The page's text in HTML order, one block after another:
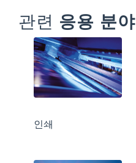
관련 응용 분야
인쇄